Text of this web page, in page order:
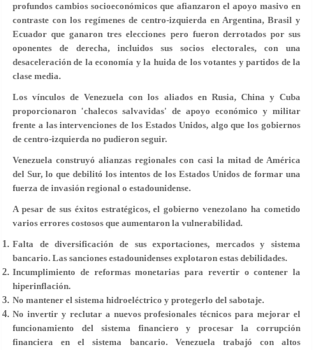
profundos cambios socioeconómicos que afianzaron el apoyo masivo en
contraste con los regímenes de centro-izquierda en Argentina, Brasil y
Ecuador que ganaron tres elecciones pero fueron derrotados por sus
oponentes de derecha, incluidos sus socios electorales, con una
desaceleración de la economía y la huida de los votantes y partidos de la
clase media.
Los vínculos de Venezuela con los aliados en Rusia, China y Cuba
proporcionaron 'chalecos salvavidas' de apoyo económico y militar
frente a las intervenciones de los Estados Unidos, algo que los gobiernos
de centro-izquierda no pudieron seguir.
Venezuela construyó alianzas regionales con casi la mitad de América
del Sur, lo que debilitó los intentos de los Estados Unidos de formar una
fuerza de invasión regional o estadounidense.
A pesar de sus éxitos estratégicos, el gobierno venezolano ha cometido
varios errores costosos que aumentaron la vulnerabilidad.
Falta de diversificación de sus exportaciones, mercados y sistema
bancario. Las sanciones estadounidenses explotaron estas debilidades.
Incumplimiento de reformas monetarias para revertir o contener la
hiperinflación.
No mantener el sistema hidroeléctrico y protegerlo del sabotaje.
No invertir y reclutar a nuevos profesionales técnicos para mejorar el
funcionamiento del sistema financiero y procesar la corrupción
financiera en el sistema bancario. Venezuela trabajó con altos